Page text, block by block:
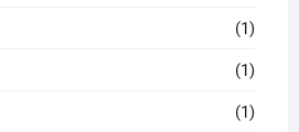
(1)
(1)
(1)